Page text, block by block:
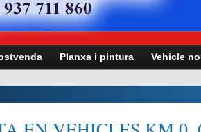
Planxa i pintura Vehicle